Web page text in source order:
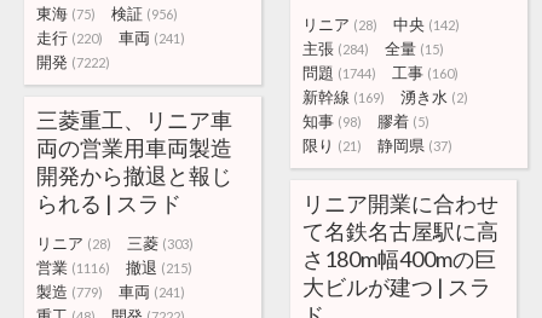
東海 (75) 検証 (956)
走行 (220) 車両 (241)
開発 (7222)
リニア (28) 中央 (142)
主張 (284) 全量 (15)
問題 (1744) 工事 (160)
新幹線 (169) 湧き水 (2)
知事 (98) 膠着 (5)
限り (21) 静岡県 (37)
三菱重工、リニア車
両の営業用車両製造
開発から撤退と報じ
られる | スラド
リニア (28) 三菱 (303)
営業 (1116) 撤退 (215)
製造 (779) 車両 (241)
リニア開業に合わせ
て名鉄名古屋駅に高
さ180m幅400mの巨
大ビルが建つ | スラ